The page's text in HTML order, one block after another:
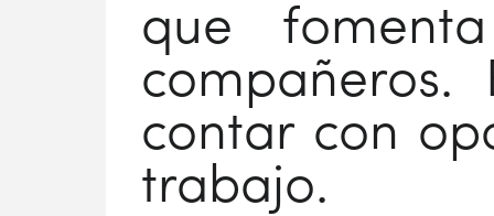
que
contar con
trabajo.